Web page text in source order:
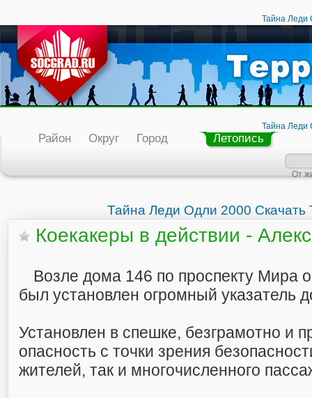
Тайна Леди
Тайна Леди Одли
Тайна Леди
Район Округ Город Летопись
От
Тайна Леди Одли 2000 Скачать
Коекакеры в действии -
Возле дома 146 по проспекту Мира
был установлен огромный указатель
Установлен в спешке, безграмотно и
опасность с точки зрения
жителей, так и многочисленного